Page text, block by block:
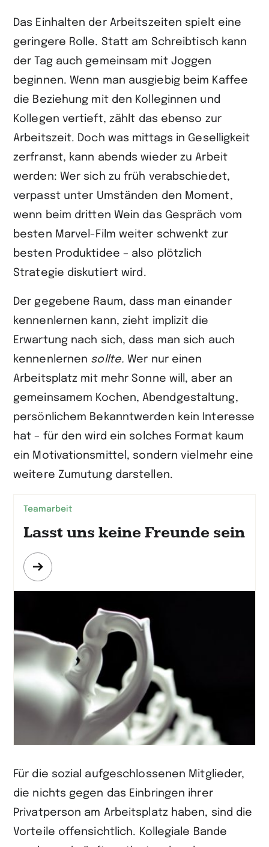
Das Einhalten der Arbeitszeiten spielt eine
geringere Rolle. Statt am Schreibtisch kann
der Tag auch gemeinsam mit Joggen
beginnen. Wenn man ausgiebig beim Kaffee
die Beziehung mit den Kolleginnen und
Kollegen vertieft, zählt das ebenso zur
Arbeitszeit. Doch was mittags in Geselligkeit
zerfranst, kann abends wieder zu Arbeit
werden: Wer sich zu früh verabschiedet,
verpasst unter Umständen den Moment,
wenn beim dritten Wein das Gespräch vom
besten Marvel-Film weiter schwenkt zur
besten Produktidee – also plötzlich
Strategie diskutiert wird.
Der gegebene Raum, dass man einander
kennenlernen kann, zieht implizit die
Erwartung nach sich, dass man sich auch
kennenlernen sollte. Wer nur einen
Arbeitsplatz mit mehr Sonne will, aber an
gemeinsamem Kochen, Abend­gestaltung,
persönlichem Bekanntwerden kein Interesse
hat – für den wird ein solches Format kaum
ein Motivationsmittel, sondern vielmehr eine
weitere Zumutung darstellen.
Teamarbeit
Lasst uns keine Freunde sein
Mehr
erfahren
Für die sozial aufgeschlossenen Mitglieder,
die nichts gegen das Einbringen ihrer
Privatperson am Arbeitsplatz haben, sind die
Vorteile offensichtlich. Kollegiale Bande